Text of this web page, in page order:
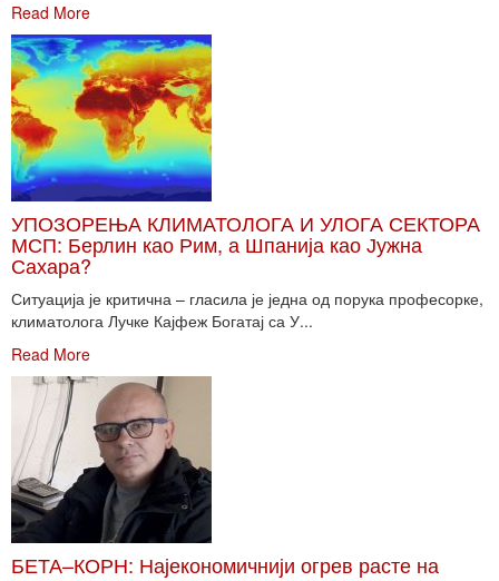
Read More
УПОЗОРЕЊА КЛИМАТОЛОГА И УЛОГА СЕКТОРА
МСП: Берлин као Рим, а Шпанија као Јужна
Сахара?
Ситуација је критична – гласила је једна од порука професорке,
климатолога Лучке Кајфеж Богатај са У...
Read More
БЕТА–КОРН: Најекономичнији огрев расте на